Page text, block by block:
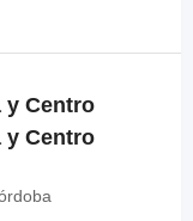
y Centro
y Centro